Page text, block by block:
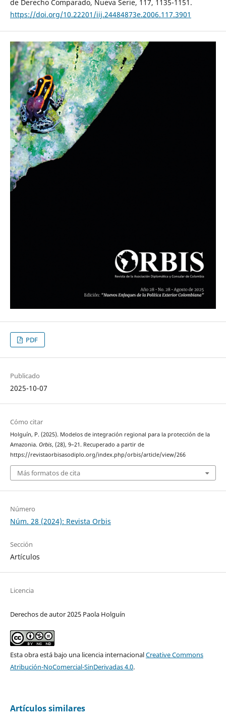
de Derecho Comparado, Nueva Serie, 117, 1135-1151.
https://doi.org/10.22201/iij.24484873e.2006.117.3901
PDF
Publicado
2025-10-07
Cómo citar
Holguín, P. (2025). Modelos de integración regional para la protección de la
Amazonia. Orbis, (28), 9–21. Recuperado a partir de
https://revistaorbisasodiplo.org/index.php/orbis/article/view/266
Más formatos de cita
Número
Núm. 28 (2024): Revista Orbis
Sección
Artículos
Licencia
Derechos de autor 2025 Paola Holguín
Esta obra está bajo una licencia internacionalCreative Commons
Atribución-NoComercial-SinDerivadas 4.0.
Artículos similares